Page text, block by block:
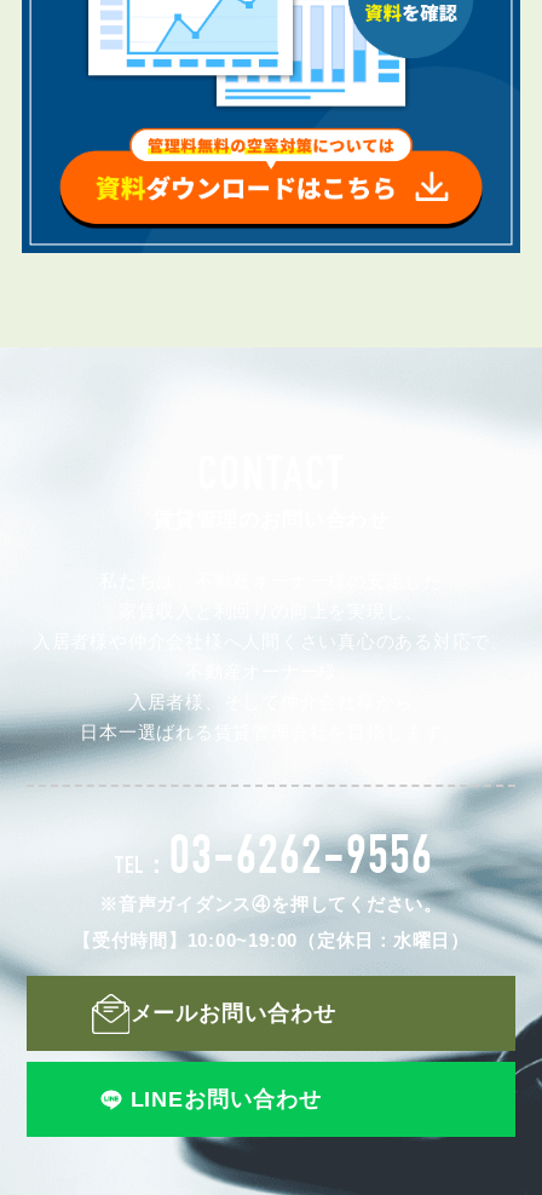
入居者様や仲介会社様へ人間くさい真心のある対応で、
入居者様、そして仲介会社様から
日本一選ばれる賃貸管理会社を目指します。
TEL： 03-6262-9556
※音声ガイダンス④を押してください。
【受付時間】10:00~19:00（定休日：水曜日）
メールお問い合わせ
LINEお問い合わせ